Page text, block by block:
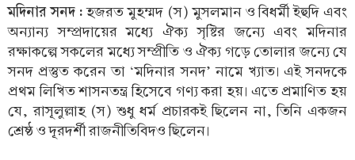
মদিনার সনদ :হজরত মুহম্মদ (স) মুসলমান ও বিধর্মী ইহুদি এবং
অন্যান্য সম্প্রদায়ের মধ্যে ঐক্য সৃষ্টির জন্যে এবং মদিনার
রক্ষাকল্পে সকলের মধ্যে সম্প্রীতি ও ঐক্য গড়ে তোলার জন্যে যে
সনদ প্রস্তুত করেন তা ‘মদিনার সনদ’ নামে খ্যাত। এই সনদকে
প্রথম লিখিত শাসনতন্ত্র হিসেবে গণ্য করা হয়। এতে প্রমাণিত হয়
যে, রাসূলুল্লাহ (স) শুধু ধর্ম প্রচারকই ছিলেন না, তিনি একজন
শ্রেষ্ঠ ও দূরদর্শী রাজনীতিবিদও ছিলেন।